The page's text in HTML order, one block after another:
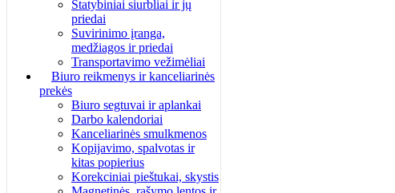
Statybiniai siurbliai ir jų
priedai
Suvirinimo įranga,
medžiagos ir priedai
Transportavimo vežimėliai
Biuro reikmenys ir kanceliarinės
prekės
Biuro segtuvai ir aplankai
Darbo kalendoriai
Kanceliarinės smulkmenos
Kopijavimo, spalvotas ir
kitas popierius
Korekciniai pieštukai, skystis